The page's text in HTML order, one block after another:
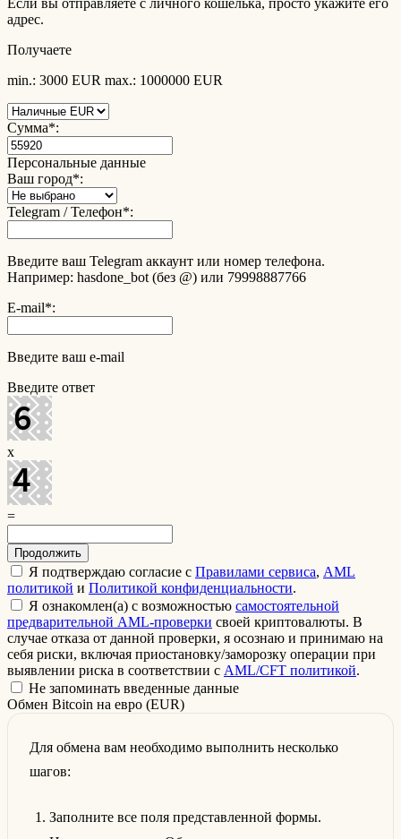
адрес.
Получаете
min.: 3000 EUR max.: 1000000 EUR
Сумма*:
Персональные данные
Ваш город*:
Telegram / Телефон*:
Введите ваш Telegram аккаунт или номер телефона.
Например: hasdone_bot (без @) или 79998887766
E-mail*:
Введите ваш e-mail
Введите ответ
x
=
Я подтверждаю согласие с Правилами сервиса, AML
политикой и Политикой конфиденциальности.
Я ознакомлен(а) с возможностью самостоятельной
предварительной AML-проверки своей криптовалюты. В
случае отказа от данной проверки, я осознаю и принимаю на
себя риски, включая приостановку/заморозку операции при
выявлении риска в соответствии с AML/CFT политикой.
Не запоминать введенные данные
Обмен Bitcoin на евро (EUR)
Для обмена вам необходимо выполнить несколько
шагов:
Заполните все поля представленной формы.